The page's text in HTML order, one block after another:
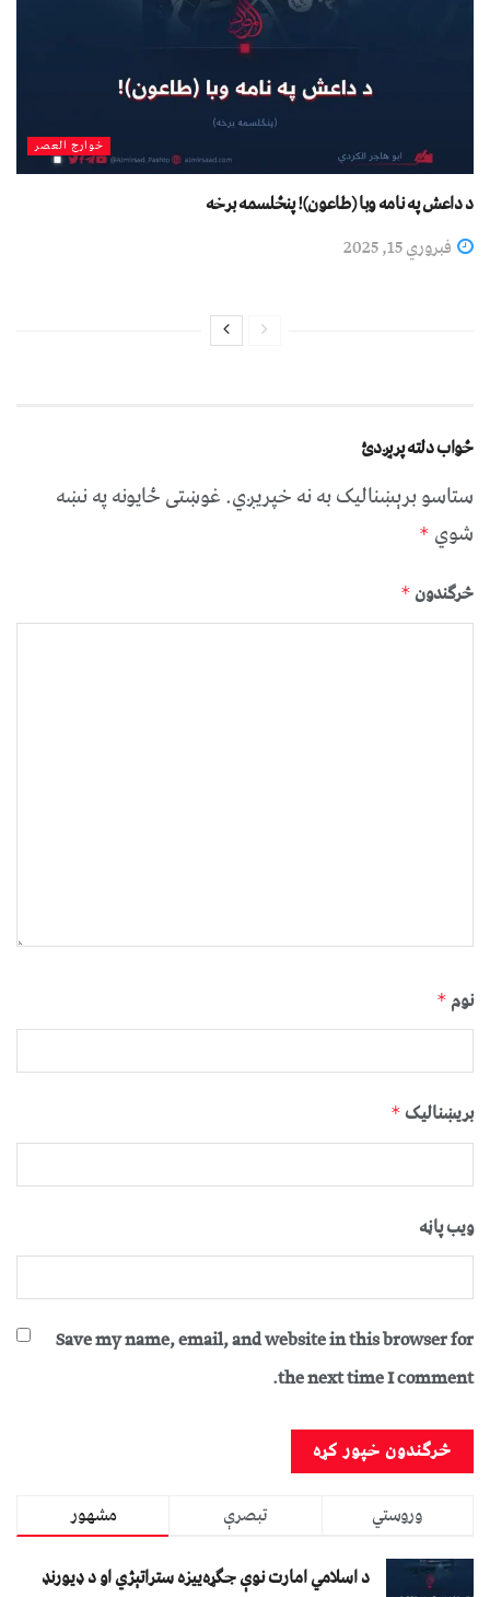
خوارج العصر
د داعش په نامه وبا (طاعون)! پنځلسمه برخه
فبروري 15, 2025
ځواب دلته پرېږدئ
ستاسو برېښناليک به نه خپريږي.غوښتى ځایونه په نښه
شوي *
څرگندون *
نوم *
بریښنالیک *
ویب پاڼه
Save my name, email, and website in this browser for
the next time I comment.
مشهور تبصرې
وروستي
د اسلامي امارت نوې جګړه‌ییزه ستراتېژي او د ډیورنډ